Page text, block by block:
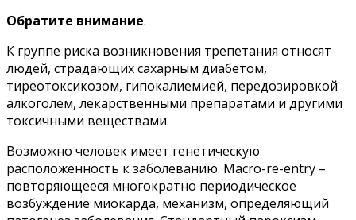
Обратите внимание.
К группе риска возникновения трепетания относят
людей, страдающих сахарным диабетом,
тиреотоксикозом, гипокалиемией, передозировкой
алкоголем, лекарственными препаратами и другими
токсичными веществами.
Возможно человек имеет генетическую
расположенность к заболеванию. Macro-re-entry –
повторяющееся многократно периодическое
возбуждение миокарда, механизм, определяющий